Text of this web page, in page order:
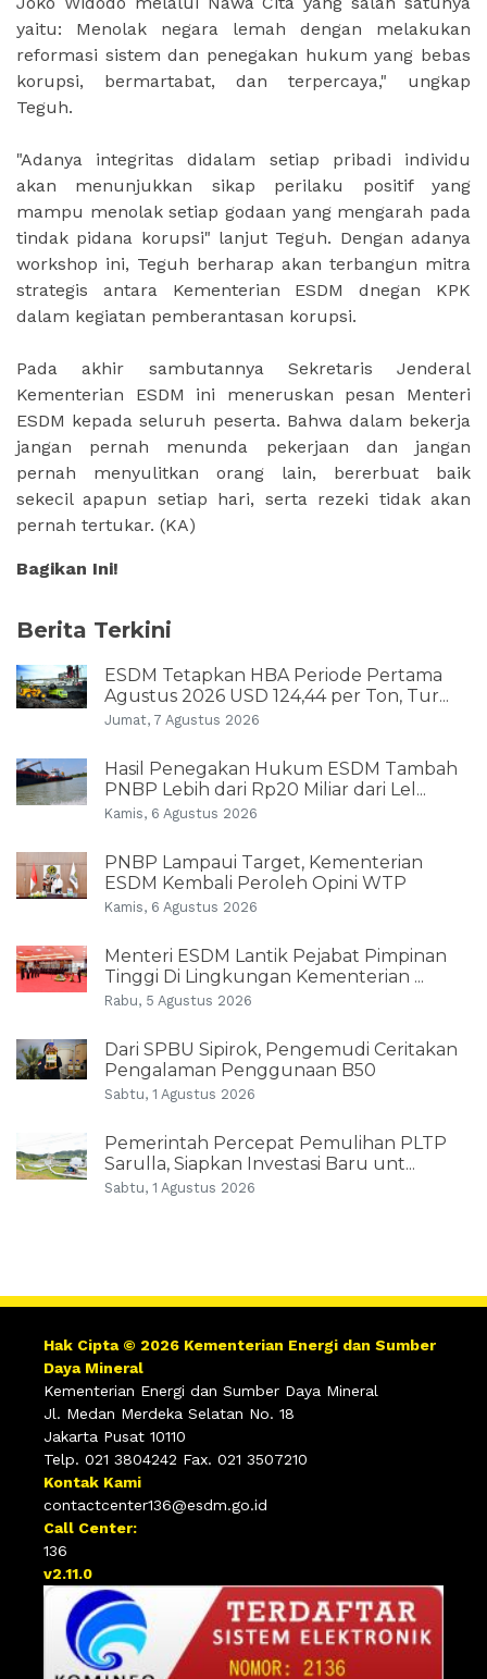
yaitu: Menolak negara lemah dengan melakukan
reformasi sistem dan penegakan hukum yang bebas
korupsi, bermartabat, dan terpercaya," ungkap
Teguh.
"Adanya integritas didalam setiap pribadi individu
akan menunjukkan sikap perilaku positif yang
mampu menolak setiap godaan yang mengarah pada
tindak pidana korupsi" lanjut Teguh. Dengan adanya
workshop ini, Teguh berharap akan terbangun mitra
strategis antara Kementerian ESDM dnegan KPK
dalam kegiatan pemberantasan korupsi.
Pada akhir sambutannya Sekretaris Jenderal
Kementerian ESDM ini meneruskan pesan Menteri
ESDM kepada seluruh peserta. Bahwa dalam bekerja
jangan pernah menunda pekerjaan dan jangan
pernah menyulitkan orang lain, bererbuat baik
sekecil apapun setiap hari, serta rezeki tidak akan
pernah tertukar. (KA)
Bagikan Ini!
Berita Terkini
ESDM Tetapkan HBA Periode Pertama
Agustus 2026 USD 124,44 per Ton, Tur...
Jumat, 7 Agustus 2026
Hasil Penegakan Hukum ESDM Tambah
PNBP Lebih dari Rp20 Miliar dari Lel...
Kamis, 6 Agustus 2026
PNBP Lampaui Target, Kementerian
ESDM Kembali Peroleh Opini WTP
Kamis, 6 Agustus 2026
Menteri ESDM Lantik Pejabat Pimpinan
Tinggi Di Lingkungan Kementerian ...
Rabu, 5 Agustus 2026
Dari SPBU Sipirok, Pengemudi Ceritakan
Pengalaman Penggunaan B50
Sabtu, 1 Agustus 2026
Pemerintah Percepat Pemulihan PLTP
Sarulla, Siapkan Investasi Baru unt...
Sabtu, 1 Agustus 2026
Hak Cipta © 2026 Kementerian Energi dan Sumber
Daya Mineral
Kementerian Energi dan Sumber Daya Mineral
Jl. Medan Merdeka Selatan No. 18
Jakarta Pusat 10110
Telp. 021 3804242 Fax. 021 3507210
Kontak Kami
contactcenter136@esdm.go.id
Call Center:
136
v2.11.0